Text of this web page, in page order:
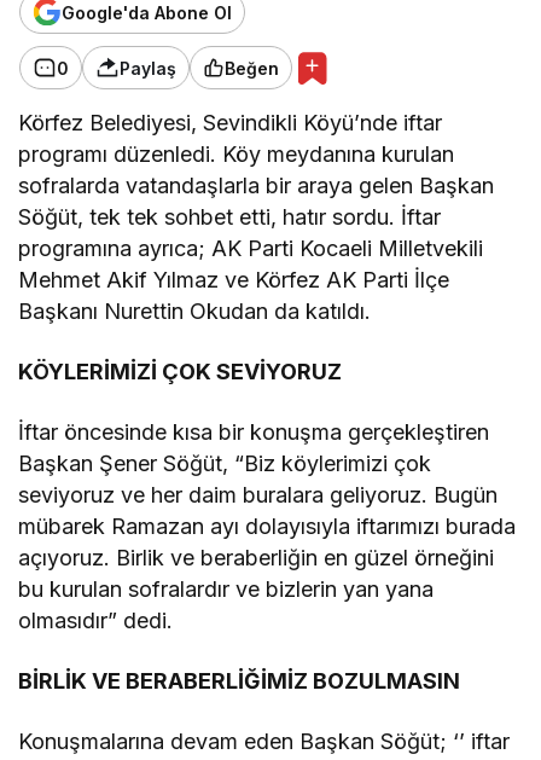
Google'da Abone Ol
0 Paylaş Beğen
Körfez Belediyesi, Sevindikli Köyü’nde iftar
programı düzenledi. Köy meydanına kurulan
sofralarda vatandaşlarla bir araya gelen Başkan
Söğüt, tek tek sohbet etti, hatır sordu. İftar
programına ayrıca; AK Parti Kocaeli Milletvekili
Mehmet Akif Yılmaz ve Körfez AK Parti İlçe
Başkanı Nurettin Okudan da katıldı.
KÖYLERİMİZİ ÇOK SEVİYORUZ
İftar öncesinde kısa bir konuşma gerçekleştiren
Başkan Şener Söğüt, “Biz köylerimizi çok
seviyoruz ve her daim buralara geliyoruz. Bugün
mübarek Ramazan ayı dolayısıyla iftarımızı burada
açıyoruz. Birlik ve beraberliğin en güzel örneğini
bu kurulan sofralardır ve bizlerin yan yana
olmasıdır” dedi.
BİRLİK VE BERABERLİĞİMİZ BOZULMASIN
Konuşmalarına devam eden Başkan Söğüt; ‘’ iftar